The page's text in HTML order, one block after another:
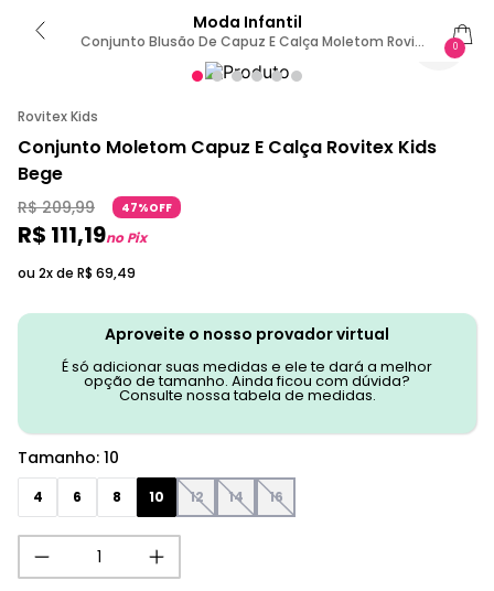
Moda Infantil
Conjunto Blusão De Capuz E Calça Moletom Rovi
Kids Bege 10 / Bege
0
Rovitex Kids
Conjunto Moletom Capuz E Calça Rovitex Kids
Bege
R$ 209,99 47%OFF
R$ 111,19no Pix
ou 2x de R$ 69,49
Aproveite o nosso provador virtual
É só adicionar suas medidas e ele te dará a melhor
opção de tamanho. Ainda ficou com dúvida?
Consulte nossa tabela de medidas.
Tamanho: 10
4 6 8 10 12 14 16